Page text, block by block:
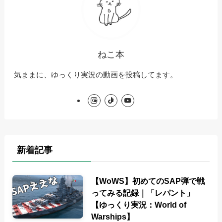
ねこ本
気ままに、ゆっくり実況の動画を投稿してます。
新着記事
【WoWS】初めてのSAP弾で戦
ってみる記録｜「レパント」
【ゆっくり実況：World of
Warships】